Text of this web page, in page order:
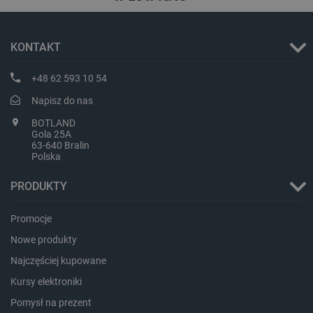
KONTAKT
+48 62 593 10 54
Napisz do nas
BOTLAND
Gola 25A
63-640 Bralin
Polska
PRODUKTY
Promocje
Nowe produkty
Najczęściej kupowane
Kursy elektroniki
Pomysł na prezent
_smvs